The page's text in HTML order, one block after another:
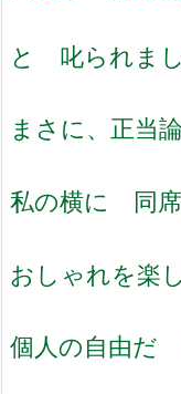
と 叱られまし
まさに、正当
私の横に 同
おしゃれを楽
個人の自由だ